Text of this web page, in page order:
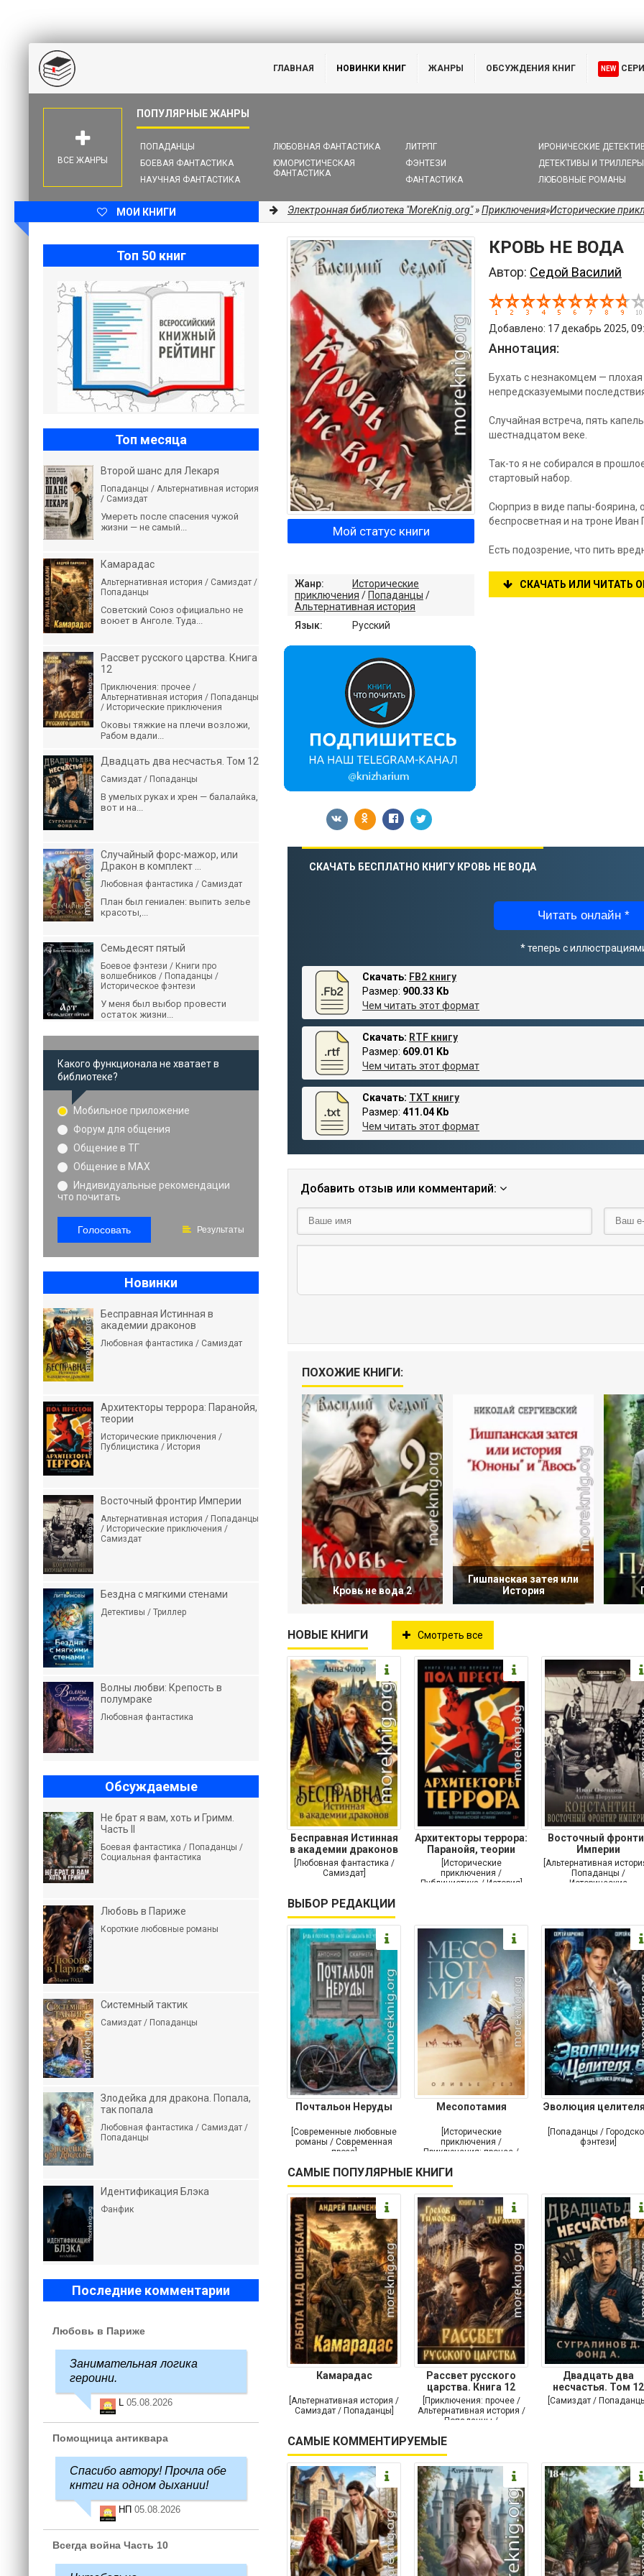
ГЛАВНАЯ НОВИНКИ КНИГ ЖАНРЫ ОБСУЖДЕНИЯ КНИГ NEW
ПОПАДАНЦЫ
БОЕВАЯ ФАНТАСТИКА
НАУЧНАЯ ФАНТАСТИКА
ЛЮБОВНАЯ ФАНТАСТИКА
ЮМОРИСТИЧЕСКАЯ
ФАНТАСТИКА
ЛИТРПГ
ФЭНТЕЗИ
ФАНТАСТИКА
ИРОНИЧЕСКИЕ
ДЕТЕКТИВЫ И ТРИЛЛЕРЫ
ЛЮБОВНЫЕ РОМАНЫ
ВСЕ ЖАНРЫ
МОИ КНИГИ Электронная библиотека "MoreKnig.org"»Приключения»Исторические
КРОВЬ НЕ ВОДА
Автор: Седой Василий
Добавлено: 17 декабрь 2025,
Аннотация:
Бухать с незнакомцем —
непредсказуемыми
Случайная встреча, пять
шестнадцатом веке.
Так-то я не собирался в
стартовый набор.
Сюрприз в виде папы-боярина,
беспросветная и на троне Иван
Есть подозрение, что пить
СКАЧАТЬ ИЛИ ЧИТАТЬ
Мой статус книги
Жанр:
Исторические
приключения / Попаданцы /
Альтернативная история
Язык:
Русский
СКАЧАТЬ БЕСПЛАТНО КНИГУ КРОВЬ НЕ ВОДА
Читать онлайн *
* теперь с
Скачать: FB2 книгу
Размер: 900.33 Kb
Чем читать этот формат
Скачать: RTF книгу
Размер: 609.01 Kb
Чем читать этот формат
Скачать: TXT книгу
Размер: 411.04 Kb
Чем читать этот формат
Добавить отзыв или комментарий:
ПОХОЖИЕ КНИГИ:
Кровь не вода 2
Гишпанская затея или
История
НОВЫЕ КНИГИ Смотреть все
Бесправная Истинная
в академии драконов
[Любовная фантастика /
Самиздат]
Архитекторы террора:
Паранойя, теории
заговора и
[Исторические
приключения /
Публицистика / История]
Восточный
Империи
[Альтернативная
Попаданцы /
Исторические
ВЫБОР РЕДАКЦИИ
Почтальон Неруды
[Современные любовные
романы / Современная
проза]
Месопотамия
[Исторические
приключения /
Приключения: прочее /
Историческая проза]
Эволюция
[Попаданцы /
фэнтези]
САМЫЕ ПОПУЛЯРНЫЕ КНИГИ
Камарадас
[Альтернативная история /
Самиздат / Попаданцы]
Рассвет русского
царства. Книга 12
[Приключения: прочее /
Альтернативная история /
Попаданцы /
приключения]
Двадцать два
несчастья. Том 12
[Самиздат /
САМЫЕ КОММЕНТИРУЕМЫЕ
Топ 50 книг
Топ месяца
Второй шанс для Лекаря
Попаданцы / Альтернативная история
/ Самиздат
Умереть после спасения чужой
жизни — не самый...
Камарадас
Альтернативная история / Самиздат /
Попаданцы
Советский Союз официально не
воюет в Анголе. Туда...
Рассвет русского царства. Книга
12
Приключения: прочее /
Альтернативная история / Попаданцы
/ Исторические приключения
Оковы тяжкие на плечи возложи,
Рабом вдали...
Двадцать два несчастья. Том 12
Самиздат / Попаданцы
В умелых руках и хрен — балалайка,
вот и на...
Случайный форс-мажор, или
Дракон в комплект ...
Любовная фантастика / Самиздат
План был гениален: выпить зелье
красоты,...
Семьдесят пятый
Боевое фэнтези / Книги про
волшебников / Попаданцы /
Историческое фэнтези
У меня был выбор провести
остаток жизни...
Какого функционала не хватает в
библиотеке?
Мобильное приложение
Форум для общения
Общение в ТГ
Общение в MAX
Индивидуальные рекомендации
что почитать
Голосовать Результаты
Новинки
Бесправная Истинная в
академии драконов
Любовная фантастика / Самиздат
Архитекторы террора: Паранойя,
теории
Исторические приключения /
Публицистика / История
Восточный фронтир Империи
Альтернативная история / Попаданцы
/ Исторические приключения /
Самиздат
Бездна с мягкими стенами
Детективы / Триллер
Волны любви: Крепость в
полумраке
Любовная фантастика
Обсуждаемые
Не брат я вам, хоть и Гримм.
Часть II
Боевая фантастика / Попаданцы /
Социальная фантастика
Любовь в Париже
Короткие любовные романы
Системный тактик
Самиздат / Попаданцы
Злодейка для дракона. Попала,
так попала
Любовная фантастика / Самиздат /
Попаданцы
Идентификация Блэка
Фанфик
Последние комментарии
Любовь в Париже
Занимательная логика
героини.
L 05.08.2026
Помощница антиквара
Спасибо автору! Прочла обе
кнтги на одном дыхании!
НП 05.08.2026
Всегда война Часть 10